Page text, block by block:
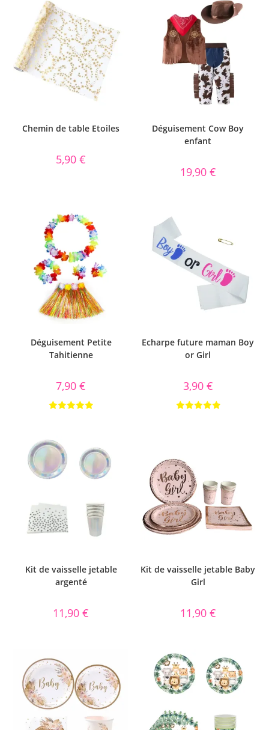
Chemin de table Etoiles
5,90€
Déguisement Cow Boy
enfant
19,90 €
Déguisement Petite
Tahitienne
7,90€
Echarpe future maman Boy
or Girl
3,90 €
Kit de vaisselle jetable
argenté
11,90€
Kit de vaisselle jetable Baby
Girl
11,90 €